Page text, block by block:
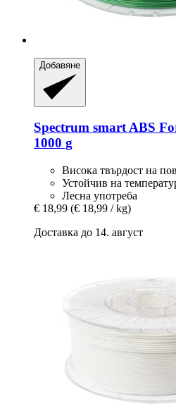
Добавяне
Spectrum smart ABS
1000 g
Висока твърдост на
Устойчив на
Лесна употреба
€ 18,99 (€ 18,99 / kg)
Доставка до 14. август